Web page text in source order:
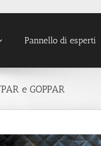
Pannello di esperti
e GOPPAR